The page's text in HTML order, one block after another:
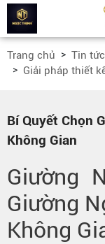
Trang chủ Tin tức
Giải pháp thiết
Bí Quyết Chọn
Không Gian
Giường
Giường
Không